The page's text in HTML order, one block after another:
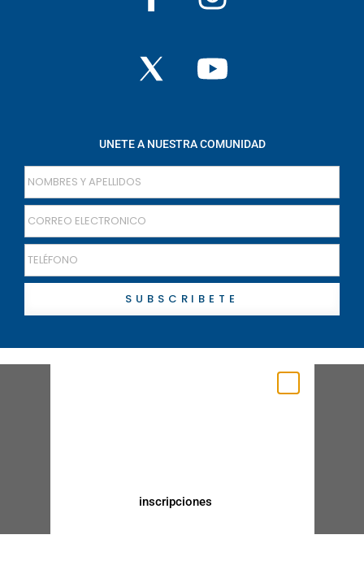
UNETE A NUESTRA COMUNIDAD
SUBSCRIBETE
inscripciones